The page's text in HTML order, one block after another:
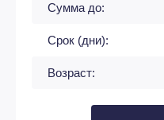
Сумма до:
Срок (дни):
Возраст: